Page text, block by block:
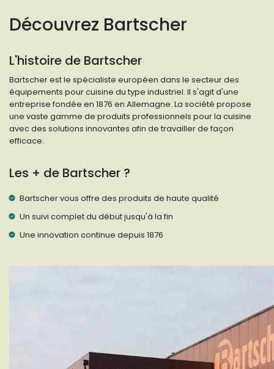
Découvrez Bartscher
L'histoire de Bartscher
Bartscher est le spécialiste européen dans le secteur des
équipements pour cuisine du type industriel. Il s'agit d'une
entreprise fondée en 1876 en Allemagne. La société propose
une vaste gamme de produits professionnels pour la cuisine
avec des solutions innovantes afin de travailler de façon
efficace.
Les + de Bartscher ?
Bartscher vous offre des produits de haute qualité
Un suivi complet du début jusqu'à la fin
Une innovation continue depuis 1876